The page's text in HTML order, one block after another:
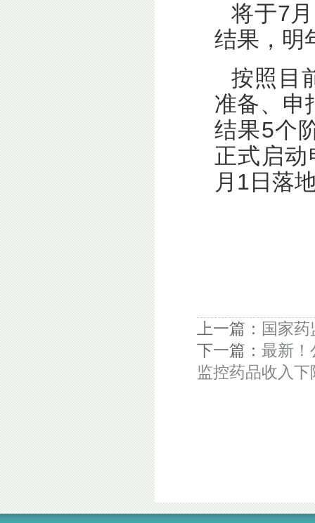
将于7
结果，明
按照目
准备、申
结果5个
正式启
月1日落
上一篇： 国家
下一篇： 最新！
监控药品收入下